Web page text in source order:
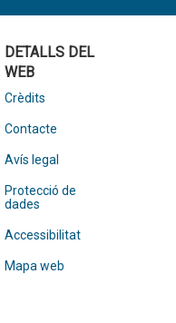
DETALLS DEL
WEB
Crèdits
Contacte
Avís legal
Protecció de
dades
Accessibilitat
Mapa web